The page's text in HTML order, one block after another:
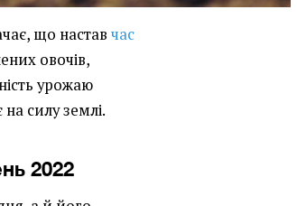
що наставчас
овочів,
урожаю
силу землі.
2022